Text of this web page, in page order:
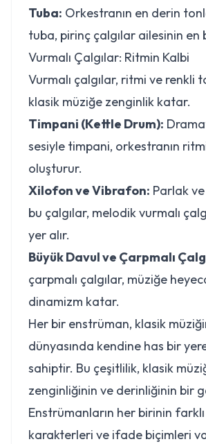
Tuba: Orkestranın en derin
tuba, pirinç çalgılar ailesinin en
Vurmalı Çalgılar: Ritmin Kalbi
Vurmalı çalgılar, ritmi ve renkli
klasik müziğe zenginlik katar.
Timpani (Kettle Drum):
sesiyle timpani, orkestranın
oluşturur.
Xilofon ve Vibrafon: Parlak
bu çalgılar, melodik vurmalı
yer alır.
Büyük Davul ve Çarpmalı
çarpmalı çalgılar, müziğe
dinamizm katar.
Her bir enstrüman, klasik
dünyasında kendine has bir
sahiptir. Bu çeşitlilik, klasik
zenginliğinin ve derinliğinin bir
Enstrümanların her birinin
karakterleri ve ifade biçimleri